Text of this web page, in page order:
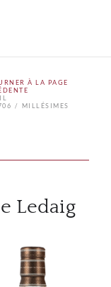
À LA PAGE
MILLÉSIMES
Ledaig